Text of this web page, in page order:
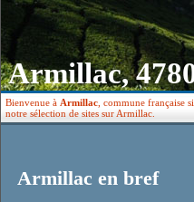
Armillac,
Bienvenue à Armillac , commune française
notre sélection de sites sur Armillac.
Armillac en bref